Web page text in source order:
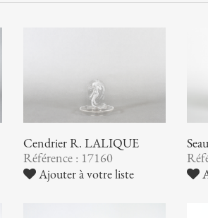
Cendrier R. LALIQUE
Référence : 17160
Ajouter à votre liste